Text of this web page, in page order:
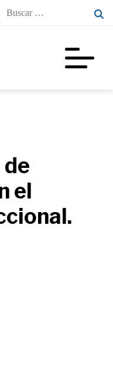
Buscar
el